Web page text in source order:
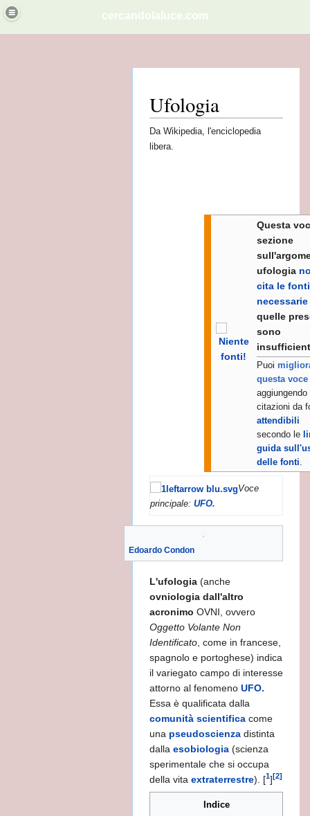
cercandolaluce.com
Ufologia
Da Wikipedia, l'enciclopedia
libera.
Questa
sezione
ufologia
cita le fonti
necessarie
quelle
sono
Puoi
questa voce
aggiungendo
citazioni da
attendibili
secondo le
guida
delle fonti.
Voce
principale: UFO.
Edoardo Condon
L'ufologia (anche
ovniologia dall'altro
acronimo OVNI, ovvero
Oggetto Volante Non
Identificato , come in francese,
spagnolo e portoghese) indica
il variegato campo di interesse
attorno al fenomeno UFO.
Essa è qualificata dalla
comunità scientifica come
una pseudoscienza distinta
dalla esobiologia (scienza
sperimentale che si occupa
della vita extraterrestre). [1] [2]
Indice